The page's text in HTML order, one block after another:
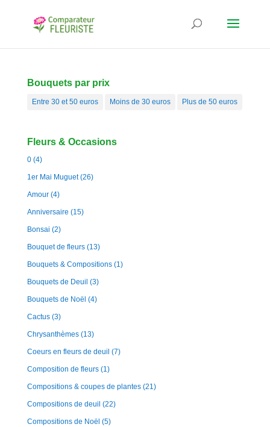
Bouquets par prix
Entre 30 et 50 euros Moins de 30 euros Plus de 50 euros
Fleurs & Occasions
0 (4)
1er Mai Muguet (26)
Amour (4)
Anniversaire (15)
Bonsai (2)
Bouquet de fleurs (13)
Bouquets & Compositions (1)
Bouquets de Deuil (3)
Bouquets de Noël (4)
Cactus (3)
Chrysanthèmes (13)
Coeurs en fleurs de deuil (7)
Composition de fleurs (1)
Compositions & coupes de plantes (21)
Compositions de deuil (22)
Compositions de Noël (5)